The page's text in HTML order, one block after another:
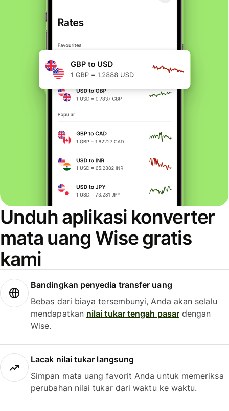
Unduh aplikasi konverter
mata uang Wise gratis
kami
Bandingkan penyedia transfer uang
Bebas dari biaya tersembunyi, Anda akan selalu
mendapatkan nilai tukar tengah pasardengan
Wise.
Lacak nilai tukar langsung
Simpan mata uang favorit Anda untuk memeriksa
perubahan nilai tukar dari waktu ke waktu.